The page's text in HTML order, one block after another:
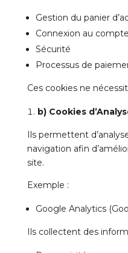
Gestion du panier
Connexion au
Sécurité
Processus de
Ces cookies ne
b) Cookies
Ils permettent
navigation afin
site.
Exemple :
Google Analytics
Ils collectent des